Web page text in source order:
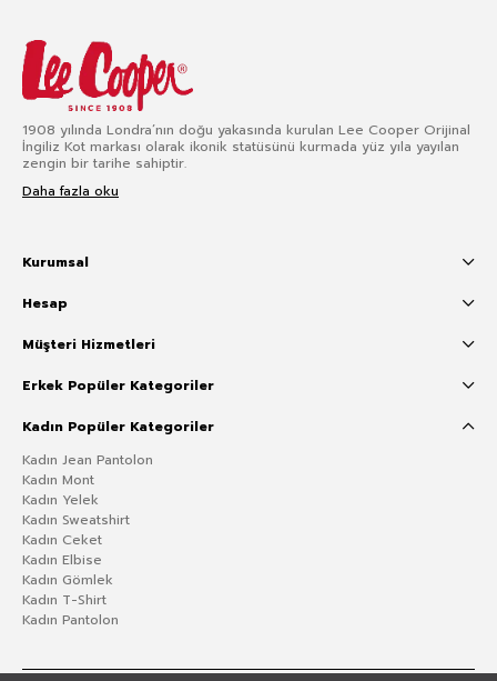
1908 yılında Londra’nın doğu yakasında kurulan Lee Cooper Orijinal
İngiliz Kot markası olarak ikonik statüsünü kurmada yüz yıla yayılan
zengin bir tarihe sahiptir.
Daha fazla oku
Kurumsal
Hesap
Müşteri Hizmetleri
Erkek Popüler Kategoriler
Kadın Popüler Kategoriler
Kadın Jean Pantolon
Kadın Mont
Kadın Yelek
Kadın Sweatshirt
Kadın Ceket
Kadın Elbise
Kadın Gömlek
Kadın T-Shirt
Kadın Pantolon